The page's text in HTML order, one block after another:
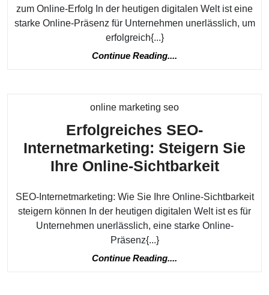
zum Online-Erfolg In der heutigen digitalen Welt ist eine
starke Online-Präsenz für Unternehmen unerlässlich, um
erfolgreich{...}
Continue Reading....
online marketing seoKategorie
Erfolgreiches SEO-
Internetmarketing: Steigern Sie
Ihre Online-Sichtbarkeit
SEO-Internetmarketing: Wie Sie Ihre Online-Sichtbarkeit
steigern können In der heutigen digitalen Welt ist es für
Unternehmen unerlässlich, eine starke Online-
Präsenz{...}
Continue Reading....